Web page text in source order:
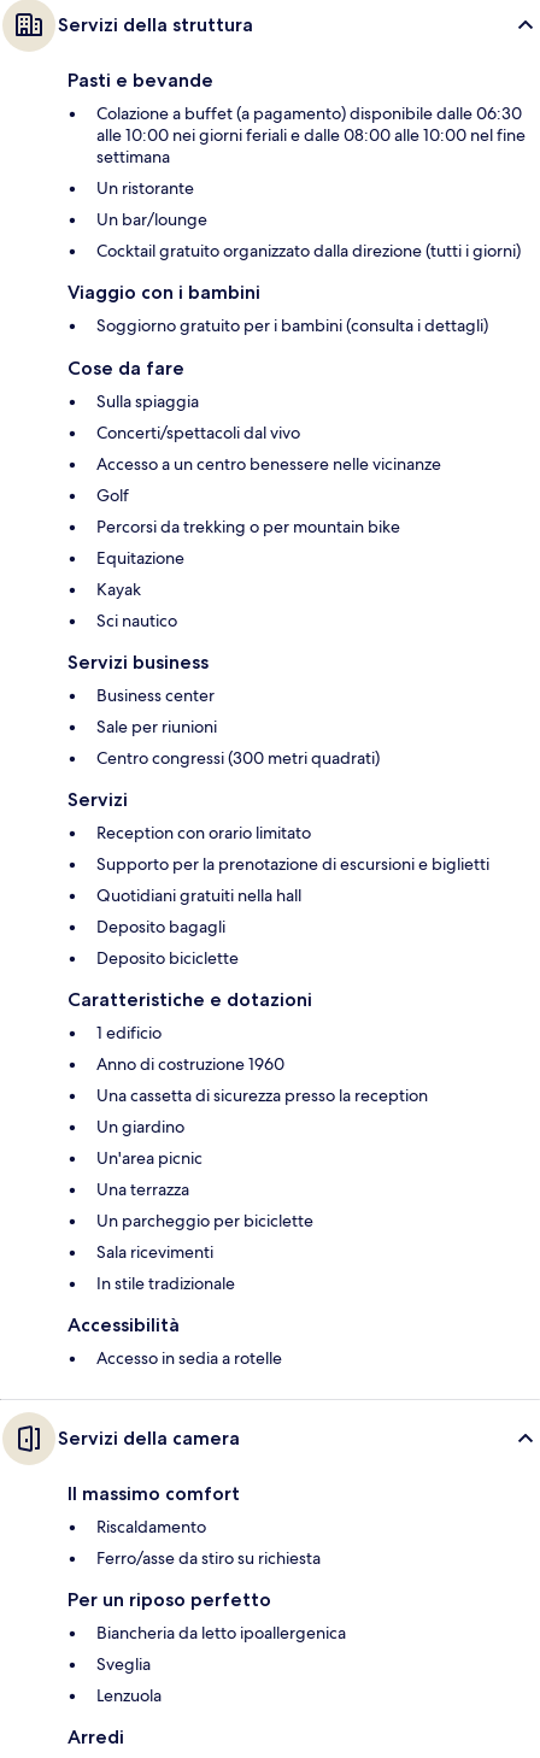
Servizi della struttura
Pasti e bevande
Colazione a buffet (a pagamento) disponibile dalle 06:30
alle 10:00 nei giorni feriali e dalle 08:00 alle 10:00 nel fine
settimana
Un ristorante
Un bar/lounge
Cocktail gratuito organizzato dalla direzione (tutti i giorni)
Viaggio con i bambini
Soggiorno gratuito per i bambini (consulta i dettagli)
Cose da fare
Sulla spiaggia
Concerti/spettacoli dal vivo
Accesso a un centro benessere nelle vicinanze
Golf
Percorsi da trekking o per mountain bike
Equitazione
Kayak
Sci nautico
Servizi business
Business center
Sale per riunioni
Centro congressi (300 metri quadrati)
Servizi
Reception con orario limitato
Supporto per la prenotazione di escursioni e biglietti
Quotidiani gratuiti nella hall
Deposito bagagli
Deposito biciclette
Caratteristiche e dotazioni
1 edificio
Anno di costruzione 1960
Una cassetta di sicurezza presso la reception
Un giardino
Un'area picnic
Una terrazza
Un parcheggio per biciclette
Sala ricevimenti
In stile tradizionale
Accessibilità
Accesso in sedia a rotelle
Servizi della camera
Il massimo comfort
Riscaldamento
Ferro/asse da stiro su richiesta
Per un riposo perfetto
Biancheria da letto ipoallergenica
Sveglia
Lenzuola
Arredi